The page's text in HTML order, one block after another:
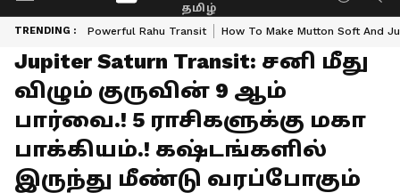
தமிழ்
TRENDING : Powerful Rahu Transit How To Make Mutton Soft And
Jupiter Saturn Transit: சனி மீது
விழும் குருவின் 9 ஆம்
பார்வை.! 5 ராசிகளுக்கு மகா
பாக்கியம்.! கஷ்டங்களில்
இருந்து மீண்டு வரப்போகும்